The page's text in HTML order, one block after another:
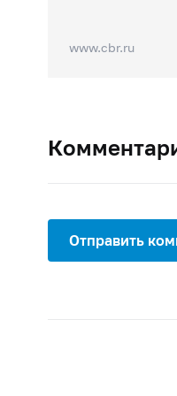
www.cbr.ru
Отправить